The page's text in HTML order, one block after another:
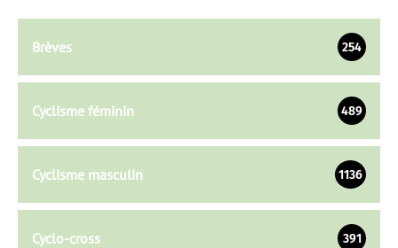
Brèves 254
Cyclisme féminin 489
Cyclisme masculin 1136
Cyclo-cross 391